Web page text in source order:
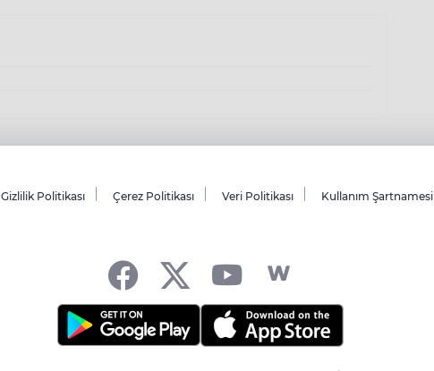
Gizlilik Politikası Çerez Politikası Veri Politikası Kullanım Şartnamesi